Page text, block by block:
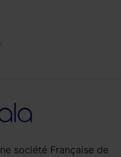
société Française de